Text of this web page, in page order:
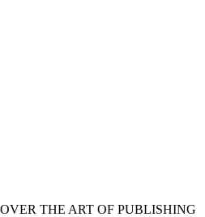
THE ART OF PUBLISHING